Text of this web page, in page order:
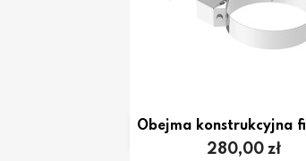
Obejma konstrukcyjna
Cena
280,00 zł
 Szybki